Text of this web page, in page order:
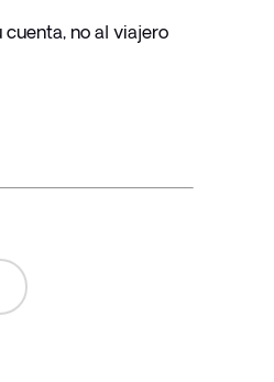
no al viajero